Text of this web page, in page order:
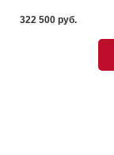
322 500 pуб.